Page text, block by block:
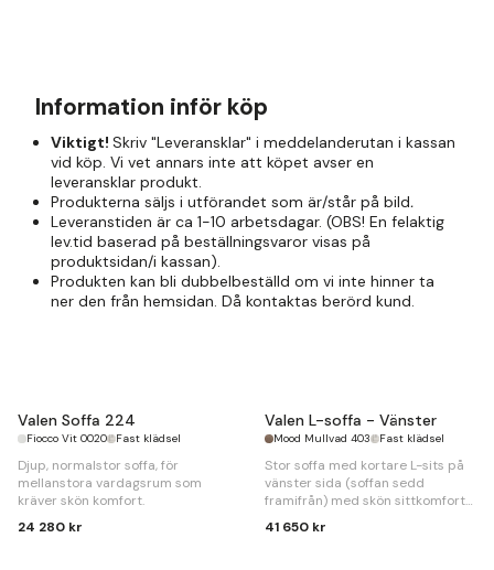
Information inför köp
Viktigt! Skriv "Leveransklar" i meddelanderutan i kassan
vid köp. Vi vet annars inte att köpet avser en
leveransklar produkt.
Produkterna säljs i utförandet som är/står på bild.
Leveranstiden är ca 1-10 arbetsdagar. (OBS! En felaktig
lev.tid baserad på beställningsvaror visas på
produktsidan/i kassan).
Produkten kan bli dubbelbeställd om vi inte hinner ta
ner den från hemsidan. Då kontaktas berörd kund.
Valen Soffa 224
Fiocco Vit 0020 Fast klädsel
Djup, normalstor soffa, för
mellanstora vardagsrum som
kräver skön komfort.
24 280 kr
Valen L-soffa - Vänster
Mood Mullvad 403 Fast klädsel
Stor soffa med kortare L-sits på
vänster sida (soffan sedd
framifrån) med skön sittkomfort
41 650 kr